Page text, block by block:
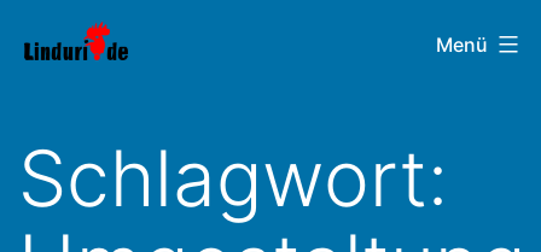
Inhalt
Linduri.de Menü
Schlagwort: